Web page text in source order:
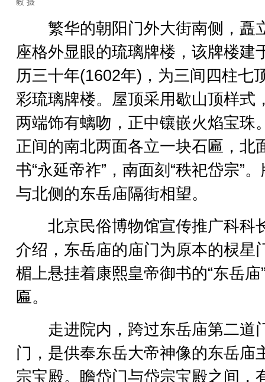
繁华的朝阳门外大街南侧，矗
座格外显眼的琉璃牌楼，该牌楼建
历三十年(1602年)，为三间四柱七
彩琉璃牌楼。屋顶采用歇山顶样式
两端饰有螭吻，正中镶嵌火焰宝珠
正间的南北两面各立一块石匾，北
书“永延帝祚”，南面刻“秩祀岱宗”
与北侧的东岳庙隔街相望。
北京民俗博物馆宣传推广科科
介绍，东岳庙的庙门为原本的棂星
楣上悬挂着康熙皇帝御书的“东岳庙
匾。
走进院内，跨过东岳庙第二道
门，是供奉东岳大帝神像的东岳庙
宗宝殿。瞻岱门与岱宗宝殿之间，